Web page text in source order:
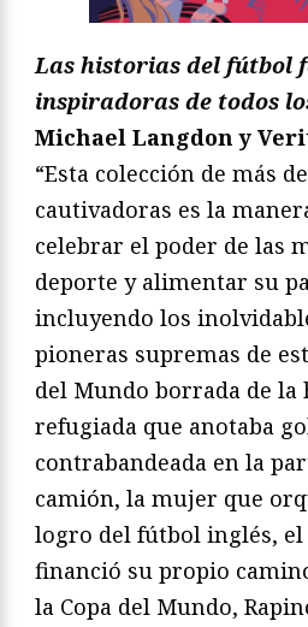
Las historias del fútbol
inspiradoras de todos
Michael Langdon y
“Esta colección de más
cautivadoras es la
celebrar el poder de las
deporte y alimentar su
incluyendo los
pioneras supremas de
del Mundo borrada de
refugiada que anotaba
contrabandeada en la
camión, la mujer que
logro del fútbol inglés, el
financió su propio
la Copa del Mundo,